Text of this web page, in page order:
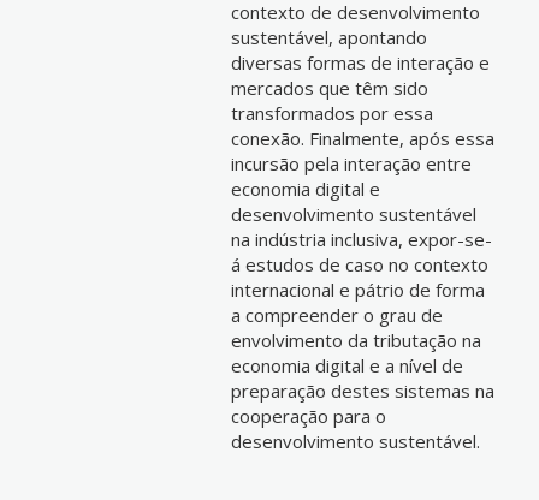
contexto de desenvolvimento
sustentável, apontando
diversas formas de interação e
mercados que têm sido
transformados por essa
conexão. Finalmente, após essa
incursão pela interação entre
economia digital e
desenvolvimento sustentável
na indústria inclusiva, expor-se-
á estudos de caso no contexto
internacional e pátrio de forma
a compreender o grau de
envolvimento da tributação na
economia digital e a nível de
preparação destes sistemas na
cooperação para o
desenvolvimento sustentável.